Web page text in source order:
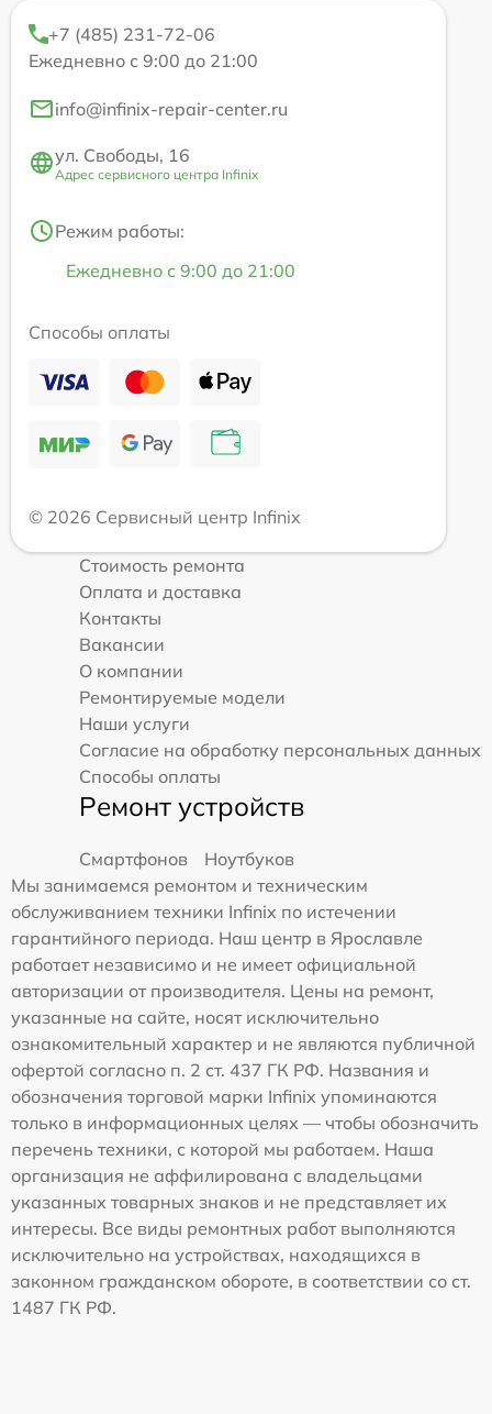
+7 (485) 231-72-06
Ежедневно с 9:00 до 21:00
info@infinix-repair-center.ru
ул. Свободы, 16
Адрес сервисного центра Infinix
Режим работы:
Ежедневно с 9:00 до 21:00
Способы оплаты
© 2026 Сервисный центр Infinix
Стоимость ремонта
Оплата и доставка
Контакты
Вакансии
О компании
Ремонтируемые модели
Наши услуги
Согласие на обработку персональных данных
Способы оплаты
Ремонт устройств
Смартфонов
Ноутбуков
Мы занимаемся ремонтом и техническим
обслуживанием техники Infinix по истечении
гарантийного периода. Наш центр в Ярославле
работает независимо и не имеет официальной
авторизации от производителя. Цены на ремонт,
указанные на сайте, носят исключительно
ознакомительный характер и не являются публичной
офертой согласно п. 2 ст. 437 ГК РФ. Названия и
обозначения торговой марки Infinix упоминаются
только в информационных целях — чтобы обозначить
перечень техники, с которой мы работаем. Наша
организация не аффилирована с владельцами
указанных товарных знаков и не представляет их
интересы. Все виды ремонтных работ выполняются
исключительно на устройствах, находящихся в
законном гражданском обороте, в соответствии со ст.
1487 ГК РФ.